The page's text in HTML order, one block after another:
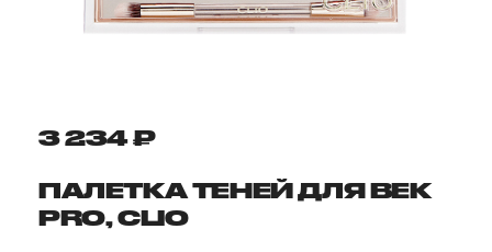
3 234 ₽
ПАЛЕТКА ТЕНЕЙ ДЛЯ ВЕК
PRO, CLIO